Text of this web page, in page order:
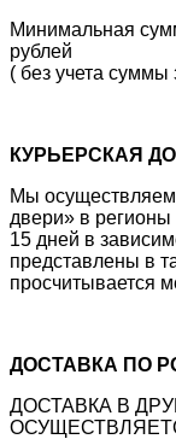
Минимальная
рублей
( без учета суммы
КУРЬЕРСКАЯ
Мы
двери» в регионы
15 дней в
представлены в
просчитывается
ДОСТАВКА ПО
ДОСТАВКА В